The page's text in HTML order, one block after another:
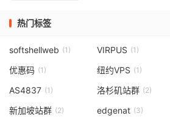
热门标签
softshellweb (1) VIRPUS (1)
优惠码 (1) 纽约VPS (1)
AS4837 (1) 洛杉矶站群 (2)
新加坡站群 (2) edgenat (3)